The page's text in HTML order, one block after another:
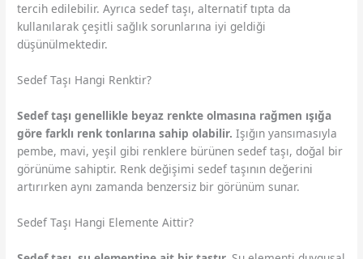
tercih edilebilir. Ayrıca sedef taşı, alternatif tıpta da
kullanılarak çeşitli sağlık sorunlarına iyi geldiği
düşünülmektedir.
Sedef Taşı Hangi Renktir?
Sedef taşı genellikle beyaz renkte olmasına rağmen ışığa
göre farklı renk tonlarına sahip olabilir.Işığın yansımasıyla
pembe, mavi, yeşil gibi renklere bürünen sedef taşı, doğal bir
görünüme sahiptir. Renk değişimi sedef taşının değerini
artırırken aynı zamanda benzersiz bir görünüm sunar.
Sedef Taşı Hangi Elemente Aittir?